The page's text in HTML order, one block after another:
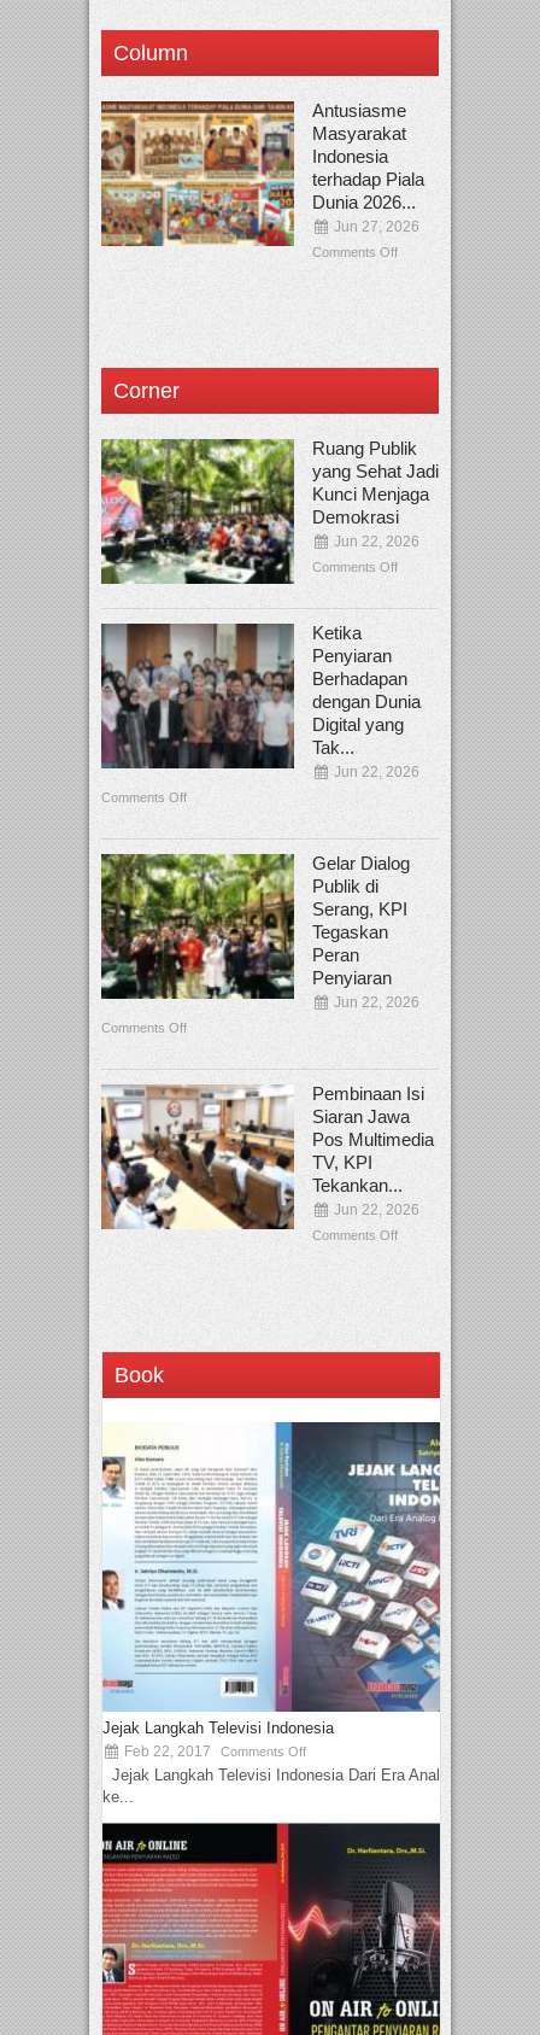
Column
Antusiasme
Masyarakat
Indonesia
terhadap Piala
Dunia 2026...
Jun 27, 2026
Comments Off
Corner
Ruang Publik
yang Sehat Jadi
Kunci Menjaga
Demokrasi
Jun 22, 2026
Comments Off
Ketika
Penyiaran
Berhadapan
dengan Dunia
Digital yang
Tak...
Jun 22, 2026
Comments Off
Gelar Dialog
Publik di
Serang, KPI
Tegaskan
Peran
Penyiaran
Jun 22, 2026
Comments Off
Pembinaan Isi
Siaran Jawa
Pos Multimedia
TV, KPI
Tekankan...
Jun 22, 2026
Comments Off
Book
Jejak Langkah Televisi Indonesia
Feb 22, 2017 Comments Off
Jejak Langkah Televisi Indonesia Dari Era Analog
ke...